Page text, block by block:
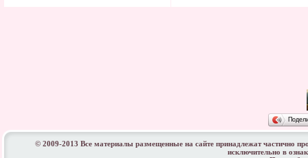
© 2009-2013 Все материалы размещенные на сайте принадлежат частично
исключительно в